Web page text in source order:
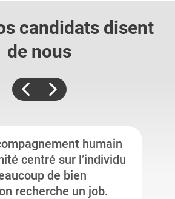
candidats disent
de nous
humain
centré sur l’individu
de bien
recherche un job.